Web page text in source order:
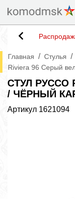
Главная / Стулья /
Riviera 96 Серый
СТУЛ РУССО
/ ЧЁРНЫЙ
Артикул 1621094